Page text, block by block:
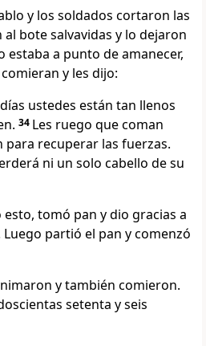
y los soldados cortaron las
bote salvavidas y lo dejaron
estaba a punto de amanecer,
y les dijo:
ustedes están tan llenos
34 Les ruego que coman
para recuperar las fuerzas.
ni un solo cabello de su
tomó pan y dio gracias a
partió el pan y comenzó
y también comieron.
setenta y seis